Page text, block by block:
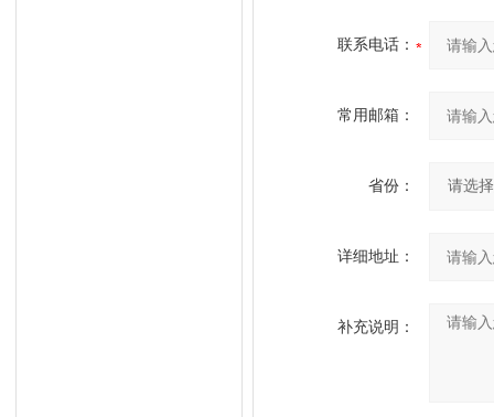
联系电话：
常用邮箱：
省份：
详细地址：
补充说明：